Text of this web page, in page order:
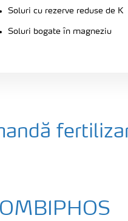
Soluri cu rezerve reduse de K
Soluri bogate în magneziu